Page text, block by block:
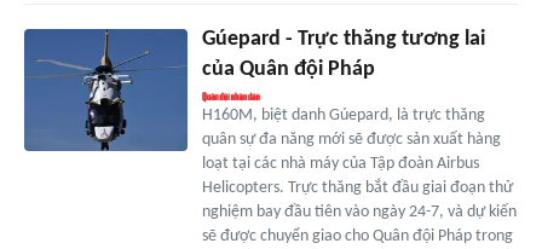
Gúepard - Trực thăng tương lai
của Quân đội Pháp
H160M, biệt danh Gúepard, là trực thăng
quân sự đa năng mới sẽ được sản xuất hàng
loạt tại các nhà máy của Tập đoàn Airbus
Helicopters. Trực thăng bắt đầu giai đoạn thử
nghiệm bay đầu tiên vào ngày 24-7, và dự kiến
sẽ được chuyển giao cho Quân đội Pháp trong